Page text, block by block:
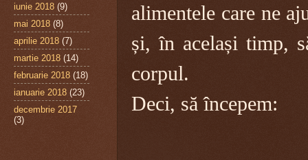
alimentele care ne
și, în același timp,
corpul.
Deci, să începem:
iunie 2018 (9)
mai 2018 (8)
aprilie 2018 (7)
martie 2018 (14)
februarie 2018 (18)
ianuarie 2018 (23)
decembrie 2017
(3)